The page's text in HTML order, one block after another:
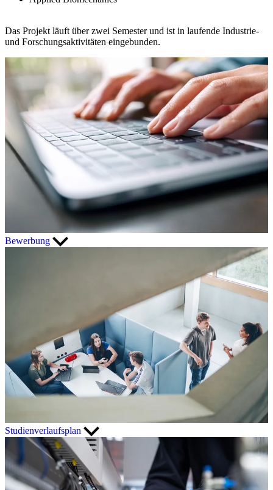
Das Projekt läuft über zwei Semester und ist in laufende Industrie-
und Forschungsaktivitäten eingebunden.
Bewerbung
Studienverlaufsplan